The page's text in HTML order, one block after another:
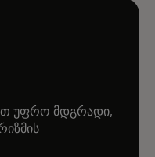
უფრო მდგრადი,